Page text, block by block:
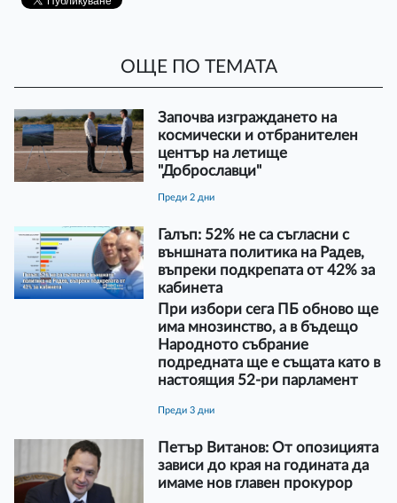
ОЩЕ ПО ТЕМАТА
Започва изграждането на
космически и отбранителен
център на летище
"Доброславци"
преди 2 дни
Галъп: 52% не са съгласни с
външната политика на Радев,
въпреки подкрепата от 42% за
кабинета
При избори сега ПБ обново ще
има мнозинство, а в бъдещо
Народното събрание
подредната ще е същата като в
настоящия 52-ри парламент
преди 3 дни
Петър Витанов: От опозицията
зависи до края на годината да
имаме нов главен прокурор